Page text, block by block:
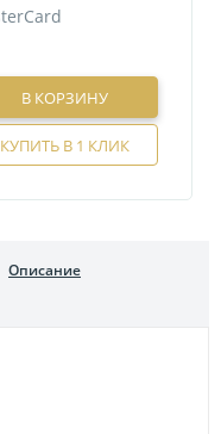
В КОРЗИНУ
КУПИТЬ В 1 КЛИК
Описание